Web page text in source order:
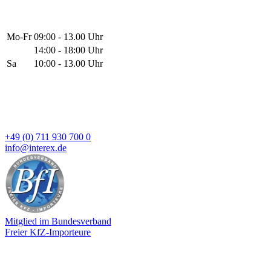
Mo-Fr 09:00 - 13.00 Uhr
14:00 - 18:00 Uhr
Sa
10:00 - 13.00 Uhr
+49 (0) 711 930 700 0
info@interex.de
Mitglied im Bundesverband
Freier KfZ-Importeure